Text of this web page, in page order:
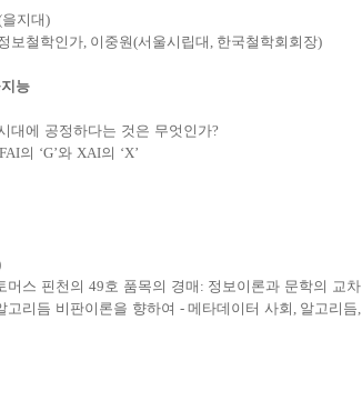
을지대)
보철학인가, 이중원(서울시립대 , 한국철학회회장)
능
대에 공정하다는 것은 무엇인가?
의 ‘G’와 XAI의 ‘X’
머스 핀천의 49호 품목의 경매 : 정보이론과 문학의 교차
고리듬 비판이론을 향하여 - 메타데이터 사회 , 알고리듬,